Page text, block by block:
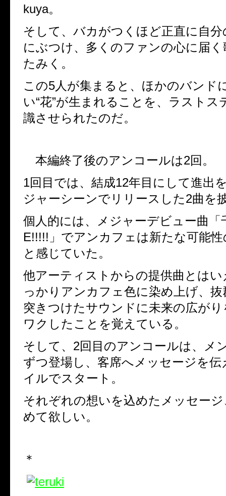
kuya。
そして、バカがつくほど正直に自
にぶつけ、多くのファンの心に届
たみく。
この5人が集まると、ほかのバンド
い“花”が生まれることを、ラストス
識させられたのだ。
本編終了後のアンコールは2回。
1回目では、結成12年目にして進出
ジャーシーンでリリースした2曲を
個人的には、メジャーデビュー曲「
E!!!!!」でアンカフェは新たな可能
と感じていた。
他アーティストからの提供曲とは
っかりアンカフェ色に染め上げ、
突きつけたサウンドに未来の広が
ワクしたことを覚えている。
そして、2回目のアンコールは、メ
ずつ登場し、客席へメッセージを
イルでスタート。
それぞれの想いを込めたメッセー
めて欲しい。
＊